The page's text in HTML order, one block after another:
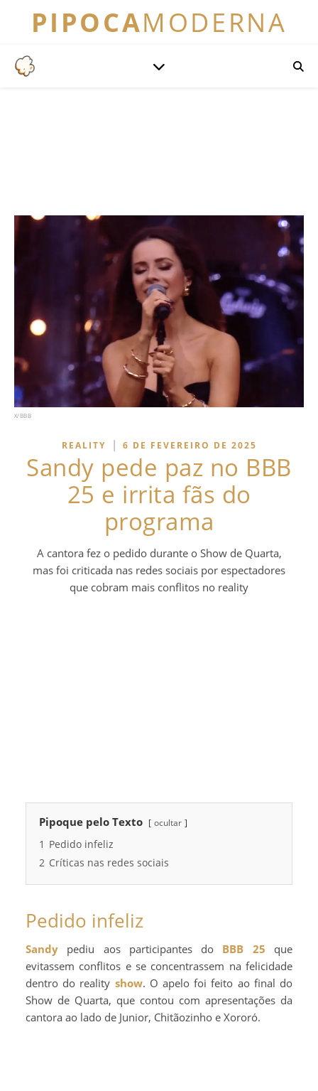
PIPOCAMODERNA
X/BBB
REALITY | 6 DE FEVEREIRO DE 2025
Sandy pede paz no BBB
25 e irrita fãs do
programa
A cantora fez o pedido durante o Show de Quarta,
mas foi criticada nas redes sociais por espectadores
que cobram mais conflitos no reality
Pipoque pelo Texto ocultar
1 Pedido infeliz
2 Críticas nas redes sociais
Pedido infeliz
Sandy pediu aos participantes do BBB 25 que
evitassem conflitos e se concentrassem na felicidade
dentro do reality show. O apelo foi feito ao final do
Show de Quarta, que contou com apresentações da
cantora ao lado de Junior, Chitãozinho e Xororó.